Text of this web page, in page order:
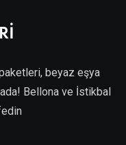
beyaz eşya
Bellona ve İstikbal